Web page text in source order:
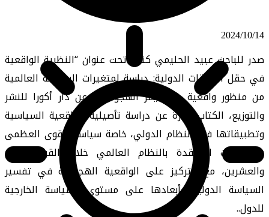
⠀ 2024/10/14
صدر للباحث عبيد الحليمي كتاب تحت عنوان “النظرية الواقعية
في حقل العلاقات الدولية: دراسة لمتغيرات السياسة العالمية
من منظور واقعية ميرشايمر الهجومية”، عن دار أكورا للنشر
والتوزيع، الكتاب عبارة عن دراسة تأصيلية للواقعية السياسية
وتطبيقاتها في النظام الدولي، خاصة سياسة القوى العظمى
والتفاعلات المعقدة بالنظام العالمي خلال القرن الواحد
والعشرين، مع التركيز على الواقعية الهجومية في تفسير
السياسة الدولية وأبعادها على مستوى السياسة الخارجية
للدول..